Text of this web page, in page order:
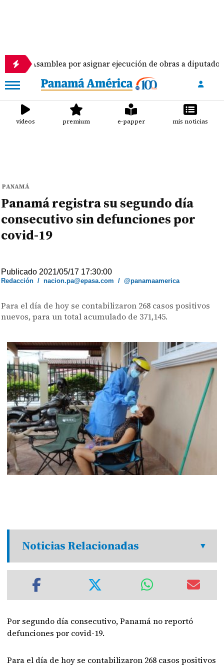
por asignar ejecución de obras a diputados
videos premium e-papper mis noticias
PANAMÁ
Panamá registra su segundo día
consecutivo sin defunciones por
covid-19
Publicado 2021/05/17 17:30:00
Redacción /nacion.pa@epasa.com /@panamaamerica
Para el día de hoy se contabilizaron 268 casos positivos
nuevos, para un total acumulado de 371,145.
Noticias Relacionadas
Por segundo día consecutivo, Panamá no reportó
defunciones por covid-19.
Para el día de hoy se contabilizaron 268 casos positivos